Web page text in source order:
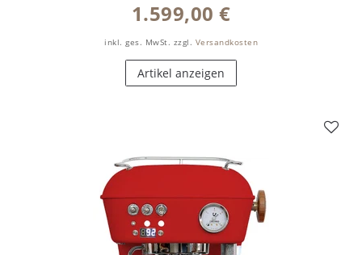
1.599,00 €
inkl. ges. MwSt. zzgl. Versandkosten
Artikel anzeigen